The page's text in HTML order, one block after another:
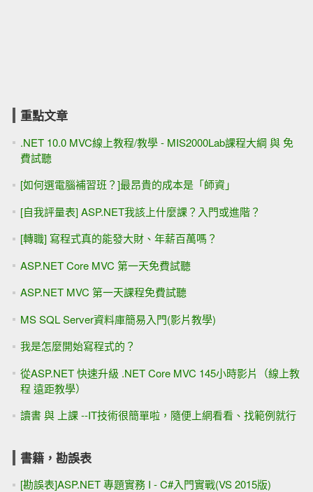
重點文章
.NET 10.0 MVC線上教程/教學 - MIS2000Lab課程大綱 與 免
費試聽
[如何選電腦補習班？]最昂貴的成本是「師資」
[自我評量表] ASP.NET我該上什麼課？入門或進階？
[轉職] 寫程式真的能發大財、年薪百萬嗎？
ASP.NET Core MVC 第一天免費試聽
ASP.NET MVC 第一天課程免費試聽
MS SQL Server資料庫簡易入門(影片教學)
我是怎麼開始寫程式的？
從ASP.NET 快速升級 .NET Core MVC 145小時影片（線上教
程 遠距教學）
讀書 與 上課 --IT技術很簡單啦，隨便上網看看、找範例就行
書籍，勘誤表
[勘誤表]ASP.NET 專題實務 I - C#入門實戰(VS 2015版)